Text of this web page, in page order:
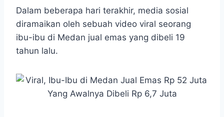
Dalam beberapa hari terakhir, media sosial
diramaikan oleh sebuah video viral seorang
ibu-ibu di Medan jual emas yang dibeli 19
tahun lalu.